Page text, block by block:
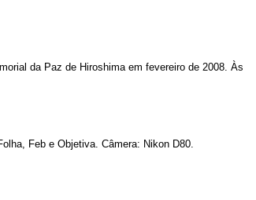
da Paz de Hiroshima em fevereiro de 2008. Às
Feb e Objetiva. Câmera: Nikon D80.